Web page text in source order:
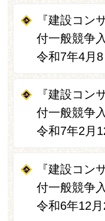
『建設コン
付一般競争
令和7年4月8
『建設コン
付一般競争
令和7年2月
『建設コン
付一般競争
令和6年12月